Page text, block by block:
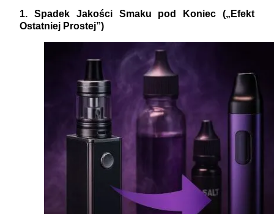
1. Spadek Jakości Smaku pod Koniec („Efekt
Ostatniej Prostej”)